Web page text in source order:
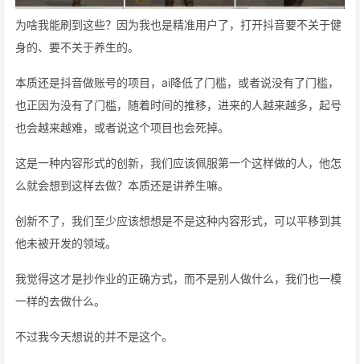
为啥我能刷到这些？因为我也是精准用户了，打开抖音要不关于健
身的、要不关于养生的。
本质还是抖音做账号的项目，ai降低了门槛，或者说没有了门槛，
也正因为没有了门槛，随着时间的推移，进来的人越来越多，起号
也会越来越难，或者说这个项目也会死掉。
这是一种内容形式的创新，我们应该佩服第一个这样做的人，他怎
么就会想到这样去做？本质还是讲养生嘛。
创新不了，我们至少应该想想是不是这种内容形式，可以平移到其
他未被开发的领域。
我觉得这才是抄作业的正确方式，而不是别人做什么，我们也一模
一样的去做什么。
不过我今天想说的并不是这个。